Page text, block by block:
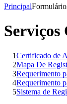
Principal
Serviços
1Certificado de
2Mapa De
3Requerimento
4Requerimento
5Sistema de